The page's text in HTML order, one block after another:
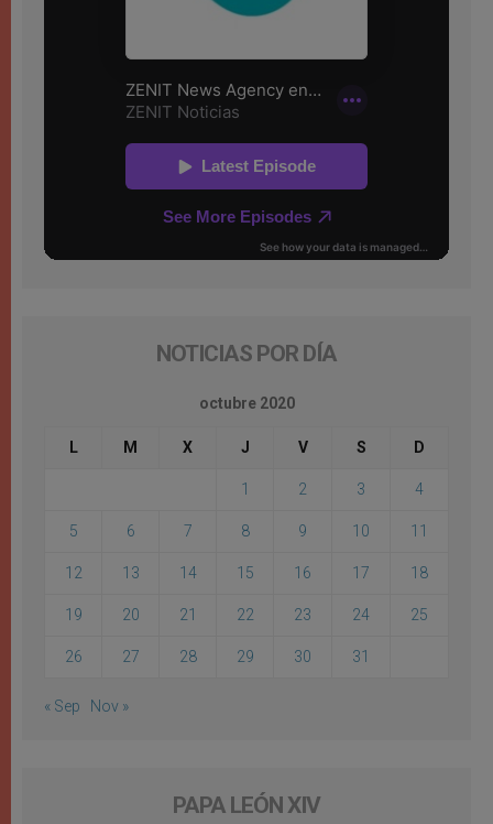
NOTICIAS POR DÍA
octubre 2020
L M X J V S D
1 2 3 4
5 6 7 8 9 10 11
12 13 14 15 16 17 18
19 20 21 22 23 24 25
26 27 28 29 30 31
« Sep Nov »
PAPA LEÓN XIV